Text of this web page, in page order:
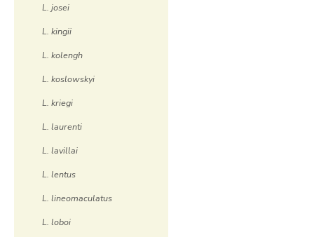
L. josei
L. kingii
L. kolengh
L. koslowskyi
L. kriegi
L. laurenti
L. lavillai
L. lentus
L. lineomaculatus
L. loboi